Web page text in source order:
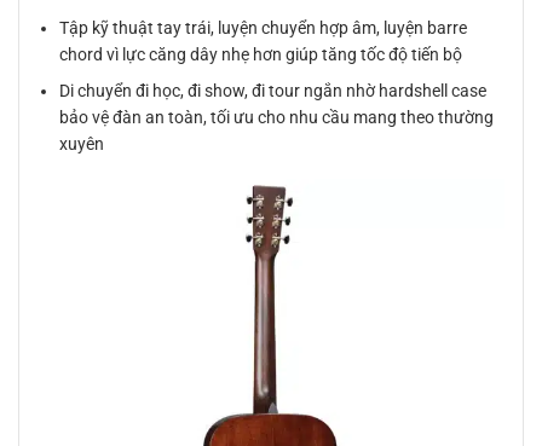
Tập kỹ thuật tay trái, luyện chuyển hợp âm, luyện barre
chord vì lực căng dây nhẹ hơn giúp tăng tốc độ tiến bộ
Di chuyển đi học, đi show, đi tour ngắn nhờ hardshell case
bảo vệ đàn an toàn, tối ưu cho nhu cầu mang theo thường
xuyên